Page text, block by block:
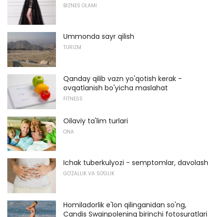
BIZNES OLAMI
Ummonda sayr qilish
TURIZM
Qanday qilib vazn yo'qotish kerak -
ovqatlanish bo'yicha maslahat
FITNESS
Oilaviy ta'lim turlari
ONA
Ichak tuberkulyozi - semptomlar, davolash
GO'ZALLIK VA SO'GLIK
Homiladorlik e'lon qilinganidan so'ng,
Candis Swainpolening birinchi fotosuratlari